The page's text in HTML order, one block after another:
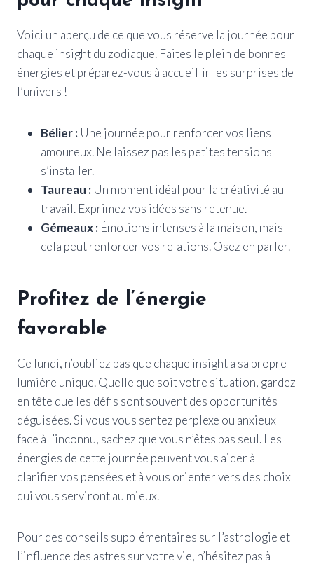
Voici un aperçu de ce que vous réserve la journée pour
chaque insight du zodiaque. Faites le plein de bonnes
énergies et préparez-vous à accueillir les surprises de
l’univers !
Bélier : Une journée pour renforcer vos liens
amoureux. Ne laissez pas les petites tensions
s’installer.
Taureau : Un moment idéal pour la créativité au
travail. Exprimez vos idées sans retenue.
Gémeaux : Émotions intenses à la maison, mais
cela peut renforcer vos relations. Osez en parler.
Profitez de l’énergie
favorable
Ce lundi, n’oubliez pas que chaque insight a sa propre
lumière unique. Quelle que soit votre situation, gardez
en tête que les défis sont souvent des opportunités
déguisées. Si vous vous sentez perplexe ou anxieux
face à l’inconnu, sachez que vous n’êtes pas seul. Les
énergies de cette journée peuvent vous aider à
clarifier vos pensées et à vous orienter vers des choix
qui vous serviront au mieux.
Pour des conseils supplémentaires sur l’astrologie et
l’influence des astres sur votre vie, n’hésitez pas à